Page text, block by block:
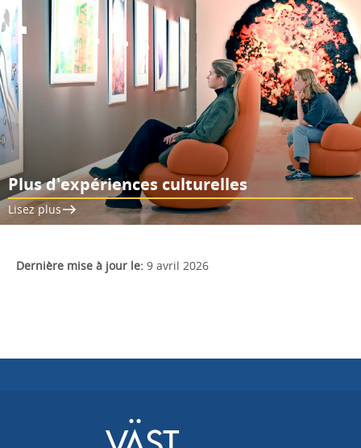
Plus d'expériences culturelles
Lisez plus
Dernière mise à jour le: 9 avril 2026